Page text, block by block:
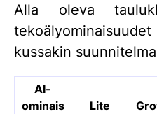
Alla oleva
kussakin
AI-
ominais
Lite